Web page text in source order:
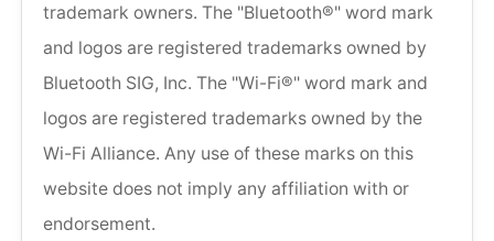
trademark owners. The "Bluetooth®" word mark
and logos are registered trademarks owned by
Bluetooth SIG, Inc. The "Wi-Fi®" word mark and
logos are registered trademarks owned by the
Wi-Fi Alliance. Any use of these marks on this
website does not imply any affiliation with or
endorsement.